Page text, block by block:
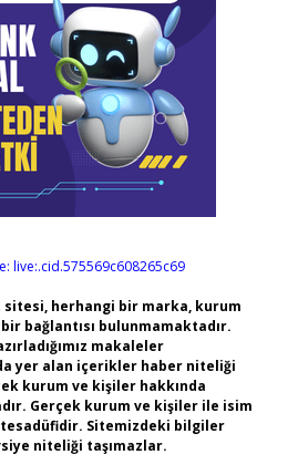
live:.cid.575569c608265c69
herhangi bir marka, kurum
bağlantısı bulunmamaktadır.
makaleler
yer alan içerikler haber niteliği
kurum ve kişiler hakkında
Gerçek kurum ve kişiler ile isim
Sitemizdeki bilgiler
niteliği taşımazlar.